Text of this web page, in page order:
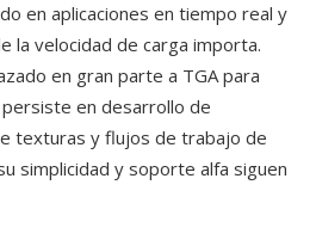
en aplicaciones en tiempo real y
la velocidad de carga importa.
en gran parte a TGA para
en desarrollo de
texturas y flujos de trabajo de
simplicidad y soporte alfa siguen